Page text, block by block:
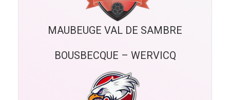
MAUBEUGE VAL DE SAMBRE
BOUSBECQUE – WERVICQ